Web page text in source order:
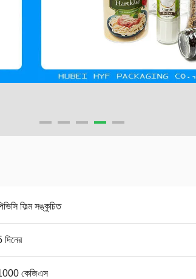
ফিল্ম সঙ্কুচিত
দিনের
কেজিএস